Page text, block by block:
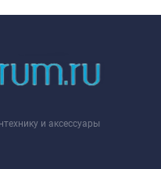
и аксессуары